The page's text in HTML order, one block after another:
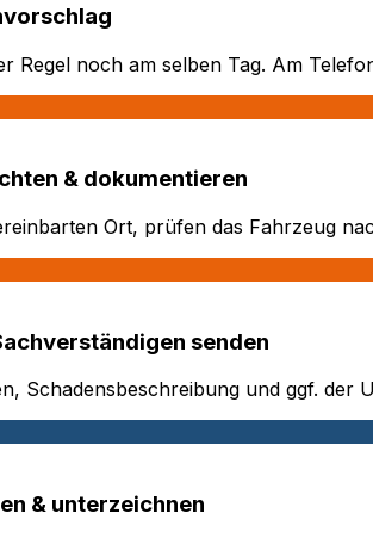
Regel noch am selben Tag. Am
& dokumentieren
Ort, prüfen das Fahrzeug
senden
Schadensbeschreibung und ggf.
& unterzeichnen